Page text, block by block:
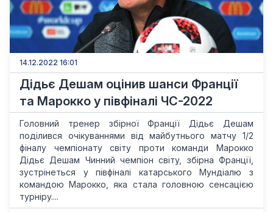
14.12.2022 16:01
Дідьє Дешам оцінив шанси Франції
та Марокко у півфіналі ЧС-2022
Головний тренер збірної Франції Дідьє Дешам
поділився очікуваннями від майбутнього матчу 1/2
фіналу чемпіонату світу проти команди Марокко
Дідьє Дешам Чинний чемпіон світу, збірна Франції,
зустрінеться у півфіналі катарського Мундіалю з
командою Марокко, яка стала головною сенсацією
турніру....